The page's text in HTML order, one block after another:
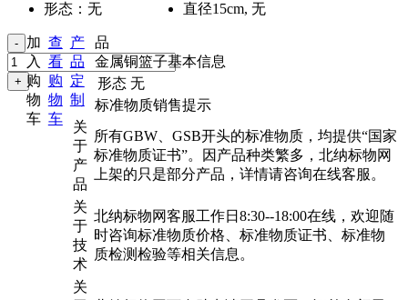
形态： 无 直径15cm, 无
加
入
购
物
车
查
看
购
物
车
产
品
定
制
品
金属铜篮子基本信息
形态 无
标准物质销售提示
关
于
产
品
所有GBW、GSB开头的标准物质，均提供“国家
标准物质证书”。因产品种类繁多，北纳标物网
上架的只是部分产品，详情请咨询在线客服。
关
于
技
术
北纳标物网客服工作日8:30--18:00在线，欢迎随
时咨询标准物质价格、标准物质证书、标准物
质检测检验等相关信息。
关